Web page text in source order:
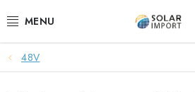
na
OVĚŘOVÁNÍ RECENZÍ
48V